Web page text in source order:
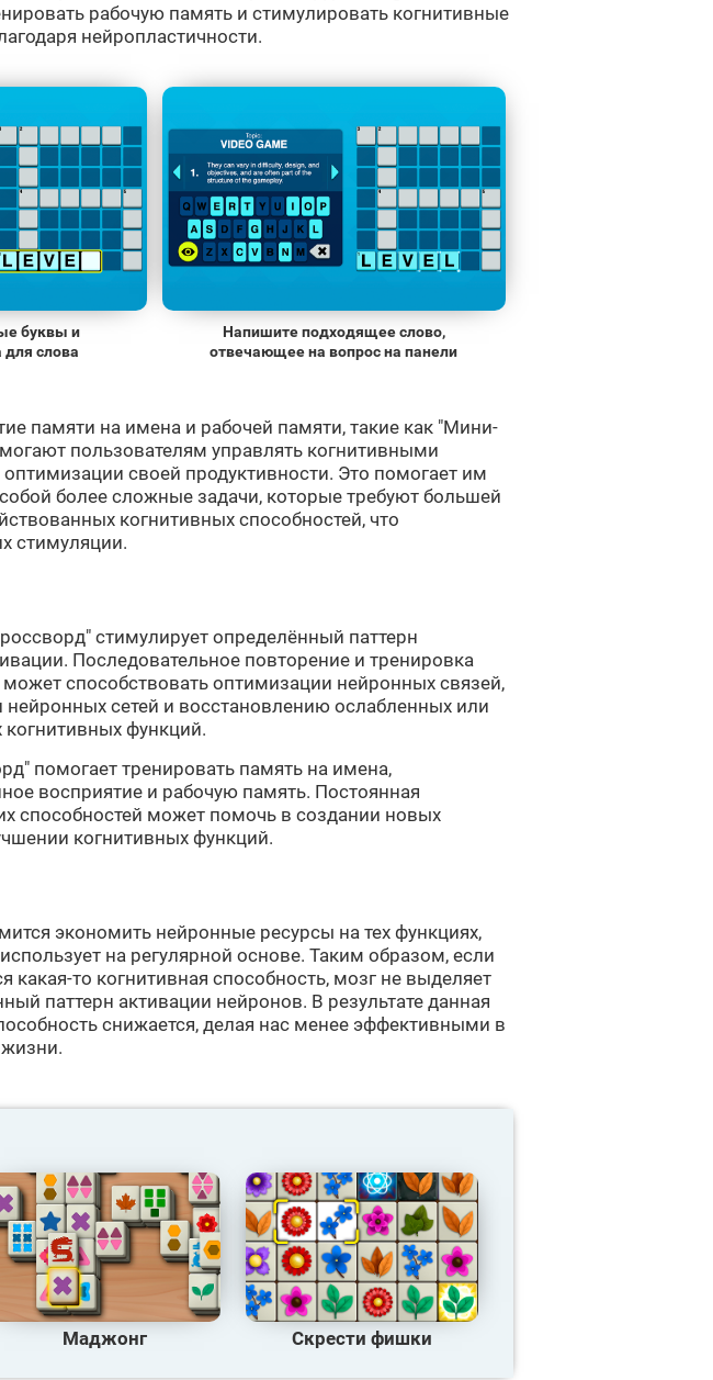
рабочую память и стимулировать когнитивные
нейропластичности.
буквы и
слова
Напишите подходящее слово,
отвечающее на вопрос на панели
памяти на имена и рабочей памяти, такие как "Мини-
пользователям управлять когнитивными
своей продуктивности. Это помогает им
более сложные задачи, которые требуют большей
когнитивных способностей, что
стимуляции.
стимулирует определённый паттерн
Последовательное повторение и тренировка
может способствовать оптимизации нейронных связей,
нейронных сетей и восстановлению ослабленных или
функций.
помогает тренировать память на имена,
восприятие и рабочую память. Постоянная
способностей может помочь в создании новых
когнитивных функций.
экономить нейронные ресурсы на тех функциях,
на регулярной основе. Таким образом, если
какая-то когнитивная способность, мозг не выделяет
паттерн активации нейронов. В результате данная
снижается, делая нас менее эффективными в
Маджонг Скрести фишки